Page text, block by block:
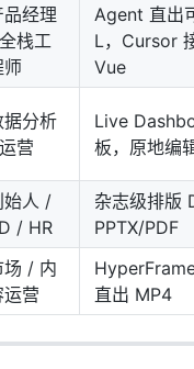
品经理
栈工
师
Agent 直出
L，Cursor
Vue
据分析
营
Live
板，原地编
始人 /
/ HR
杂志级排版
PPTX/PDF
场 / 内
运营
直出 MP4